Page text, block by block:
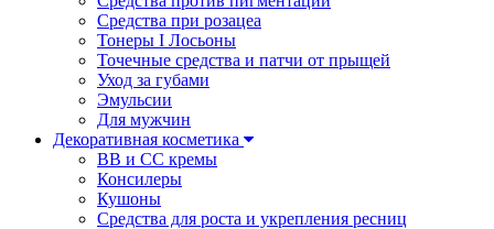
Средства при розацеа
Тонеры I Лосьоны
Точечные средства и патчи от прыщей
Уход за губами
Эмульсии
Для мужчин
Декоративная косметика
ВВ и СС кремы
Консилеры
Кушоны
Средства для роста и укрепления ресниц